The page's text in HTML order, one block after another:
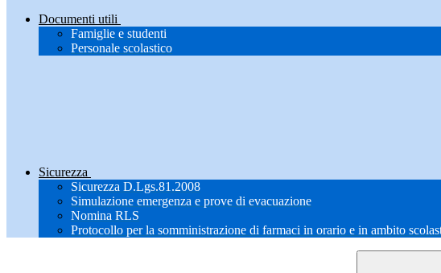
Documenti utili
Famiglie e studenti
Personale scolastico
Sicurezza
Sicurezza D.Lgs.81.2008
Simulazione emergenza e prove di evacuazione
Nomina RLS
Protocollo per la somministrazione di farmaci in orario e in ambito